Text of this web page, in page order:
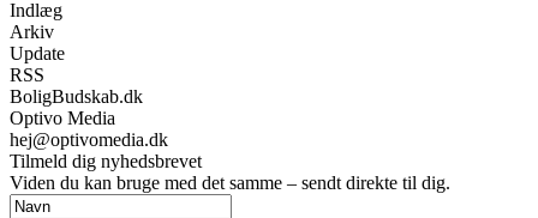
Indlæg
Arkiv
Update
RSS
BoligBudskab.dk
Optivo Media
hej@optivomedia.dk
Tilmeld dig nyhedsbrevet
Viden du kan bruge med det samme – sendt direkte til dig.